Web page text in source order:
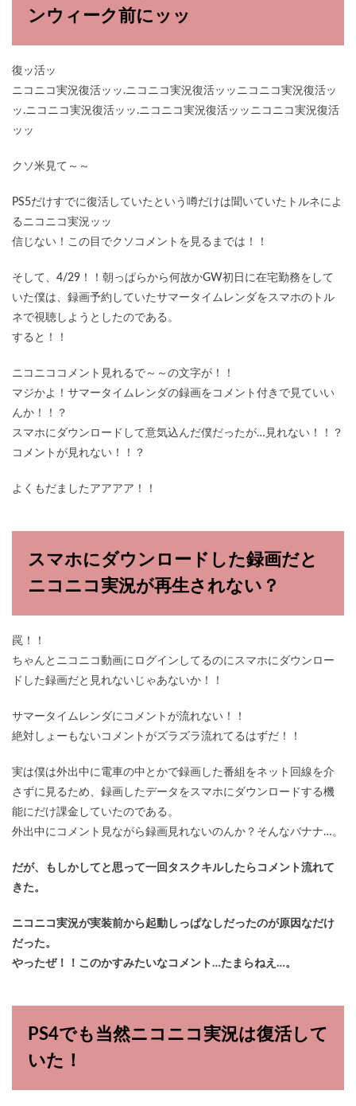
ンウィーク前にッッ
復ッ活ッ
ニコニコ実況復活ッッ.ニコニコ実況復活ッッニコニコ実況復活ッ
ッ.ニコニコ実況復活ッッ.ニコニコ実況復活ッッニコニコ実況復活
ッッ
クソ米見て～～
PS5だけすでに復活していたという噂だけは聞いていたトルネによ
るニコニコ実況ッッ
信じない！この目でクソコメントを見るまでは！！
そして、4/29！！朝っぱらから何故かGW初日に在宅勤務をして
いた僕は、録画予約していたサマータイムレンダをスマホのトル
ネで視聴しようとしたのである。
すると！！
ニコニココメント見れるで～～の文字が！！
マジかよ！サマータイムレンダの録画をコメント付きで見ていい
んか！！？
スマホにダウンロードして意気込んだ僕だったが…見れない！！？
コメントが見れない！！？
よくもだましたアアアア！！
スマホにダウンロードした録画だと
ニコニコ実況が再生されない？
罠！！
ちゃんとニコニコ動画にログインしてるのにスマホにダウンロー
ドした録画だと見れないじゃあないか！！
サマータイムレンダにコメントが流れない！！
絶対しょーもないコメントがズラズラ流れてるはずだ！！
実は僕は外出中に電車の中とかで録画した番組をネット回線を介
さずに見るため、録画したデータをスマホにダウンロードする機
能にだけ課金していたのである。
外出中にコメント見ながら録画見れないのんか？そんなバナナ…。
だが、もしかしてと思って一回タスクキルしたらコメント流れて
きた。
ニコニコ実況が実装前から起動しっぱなしだったのが原因なだけ
だった。
やったぜ！！このかすみたいなコメント…たまらねえ…。
PS4でも当然ニコニコ実況は復活して
いた！